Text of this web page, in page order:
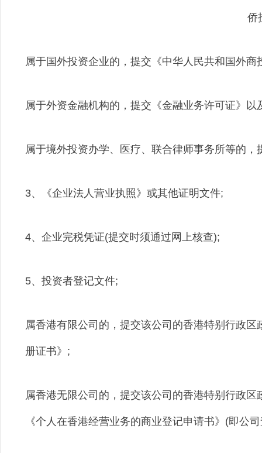
侨
属于国外投资企业的，提交《中华人民共和国外
属于外资金融机构的，提交《金融业务许可证》
属于境外投资办学、医疗、联合律师事务所等的，
3、《企业法人营业执照》或其他证明文件;
4、企业完税凭证(提交时须通过网上核查);
5、投资者登记文件;
属香港有限公司的，提交该公司的香港特别行政
册证书》;
属香港无限公司的，提交该公司的香港特别行政
《个人在香港经营业务的商业登记申请书》(即公